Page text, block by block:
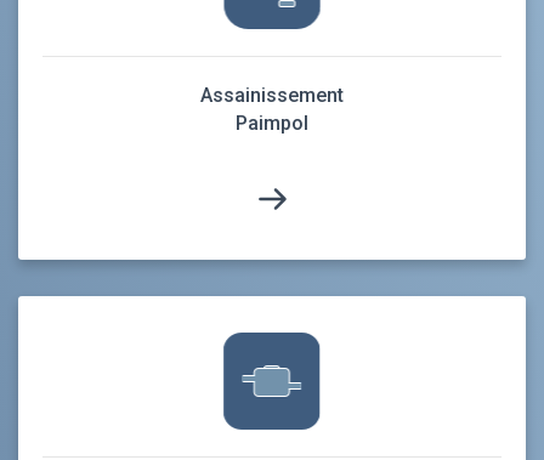
Assainissement
Paimpol